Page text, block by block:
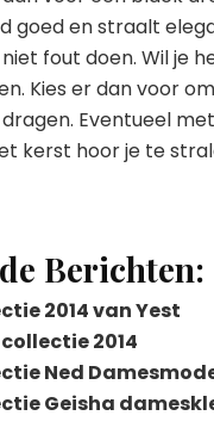
goed en straalt
fout doen. Wil je
Kies er dan voor
Eventueel
kerst hoor je te
Berichten:
2014 van Yest
2014
Ned
Geisha